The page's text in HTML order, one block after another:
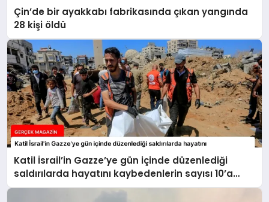
Çin’de bir ayakkabı fabrikasında çıkan yangında
28 kişi öldü
Katil İsrail’in Gazze’ye gün içinde düzenlediği
saldırılarda hayatını kaybedenlerin sayısı 10’a
yükseldi